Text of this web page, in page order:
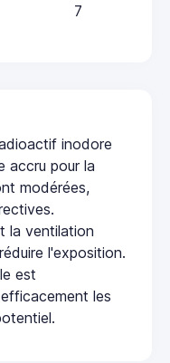
7
inodore
accru pour la
modérées,
la ventilation
l'exposition.
est
les